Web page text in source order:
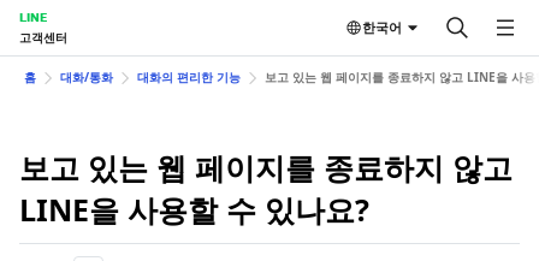
LINE
고객센터
한국어
홈 대화/통화 대화의 편리한 기능 보고 있는 웹 페이지를 종료하지 않고 LINE을 사용
보고 있는 웹 페이지를 종료하지 않고
LINE을 사용할 수 있나요?